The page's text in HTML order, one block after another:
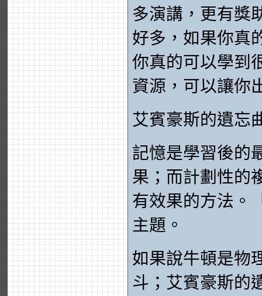
多演講，更有
好多，如果你真
你真的可以學到
資源，可以讓你
艾賓豪斯的遺忘
記憶是學習後的
果；而計劃性的
有效果的方法。
主題。
如果說牛頓是物
斗；艾賓豪斯的